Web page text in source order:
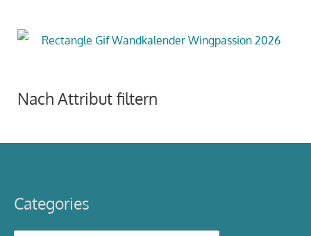
Nach Attribut filtern
Categories